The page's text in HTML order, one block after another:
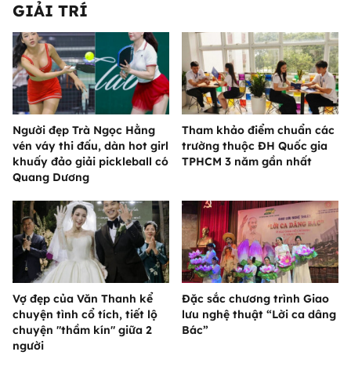
GIẢI TRÍ
Người đẹp Trà Ngọc Hằng
vén váy thi đấu, dàn hot girl
khuấy đảo giải pickleball có
Quang Dương
Tham khảo điểm chuẩn các
trường thuộc ĐH Quốc gia
TPHCM 3 năm gần nhất
Vợ đẹp của Văn Thanh kể
chuyện tình cổ tích, tiết lộ
chuyện "thầm kín" giữa 2
người
Đặc sắc chương trình Giao
lưu nghệ thuật “Lời ca dâng
Bác”